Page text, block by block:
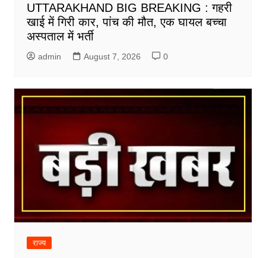
UTTARAKHAND BIG BREAKING : गहरी
खाई में गिरी कार, पांच की मौत, एक घायल बच्चा
अस्पताल में भर्ती
admin August 7, 2026 0
राज्य